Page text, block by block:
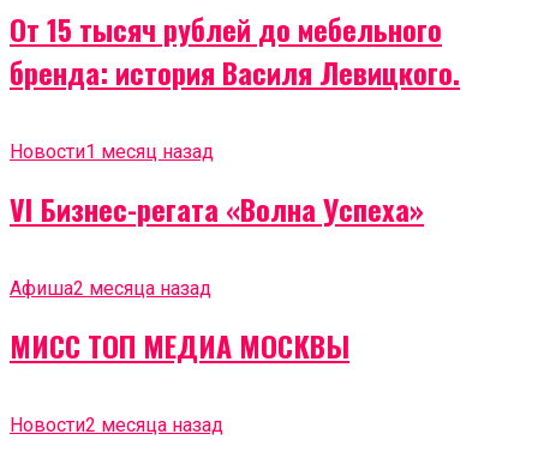
От 15 тысяч рублей до мебельного
бренда: история Василя Левицкого.
Новости1 месяц назад
VI Бизнес-регата «Волна Успеха»
Афиша2 месяца назад
МИСС ТОП МЕДИА МОСКВЫ
Новости2 месяца назад